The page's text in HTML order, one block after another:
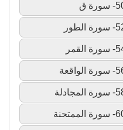
ق
الطور
القمر
الواقعة
المجادلة
الممتحنة